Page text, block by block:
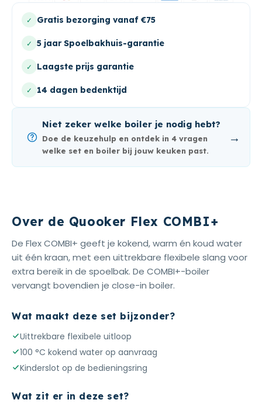
✓ Gratis bezorging vanaf €75
✓ 5 jaar Spoelbakhuis-garantie
✓ Laagste prijs garantie
✓ 14 dagen bedenktijd
Niet zeker welke boiler je nodig hebt?
Doe de keuzehulp en ontdek in 4 vragen
welke set en boiler bij jouw keuken past.
→
Over de Quooker Flex COMBI+
De Flex COMBI+ geeft je kokend, warm én koud water
uit één kraan, met een uittrekbare flexibele slang voor
extra bereik in de spoelbak. De COMBI+-boiler
vervangt bovendien je close-in boiler.
Wat maakt deze set bijzonder?
Uittrekbare flexibele uitloop
100 °C kokend water op aanvraag
Kinderslot op de bedieningsring
Wat zit er in deze set?